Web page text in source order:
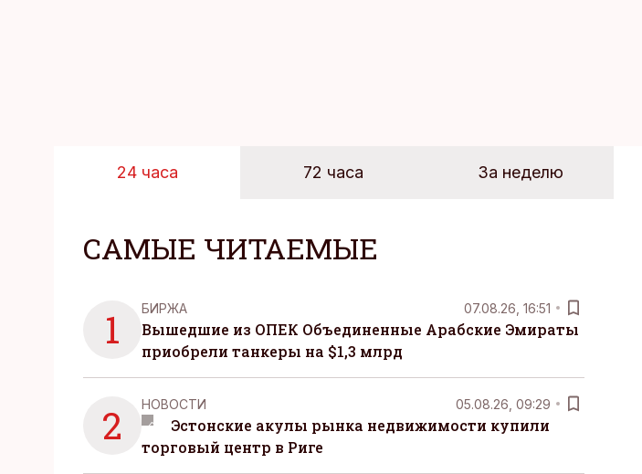
24 часа 72 часа За неделю
САМЫЕ ЧИТАЕМЫЕ
1 БИРЖА 07.08.26, 16:51
Вышедшие из ОПЕК Объединенные Арабские Эмираты
приобрели танкеры на $1,3 млрд
2 НОВОСТИ 05.08.26, 09:29
Эстонские акулы рынка недвижимости купили
торговый центр в Риге